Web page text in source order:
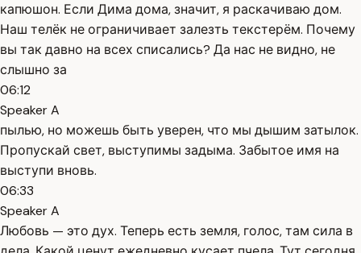
капюшон. Если Дима дома, значит, я раскачиваю дом.
Наш телёк не ограничивает залезть текстерём. Почему
вы так давно на всех списались? Да нас не видно, не
слышно за
06:12
Speaker A
пылью, но можешь быть уверен, что мы дышим затылок.
Пропускай свет, выступимы задыма. Забытое имя на
выступи вновь.
06:33
Speaker A
Любовь — это дух. Теперь есть земля, голос, там сила в